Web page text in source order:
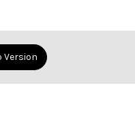
Version